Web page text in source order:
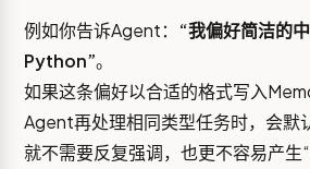
例如你告诉Agent： “我偏好简洁的
Python”。
如果这条偏好以合适的格式写入
Agent再处理相同类型任务时，会默
就不需要反复强调，也更不容易产生